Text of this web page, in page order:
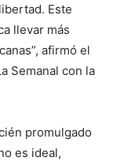
Este
llevar más
afirmó el
Semanal con la
promulgado
es ideal,